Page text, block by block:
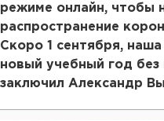
режиме онлайн, чтобы
распространение
Скоро 1 сентября,
новый учебный год
заключил Александр